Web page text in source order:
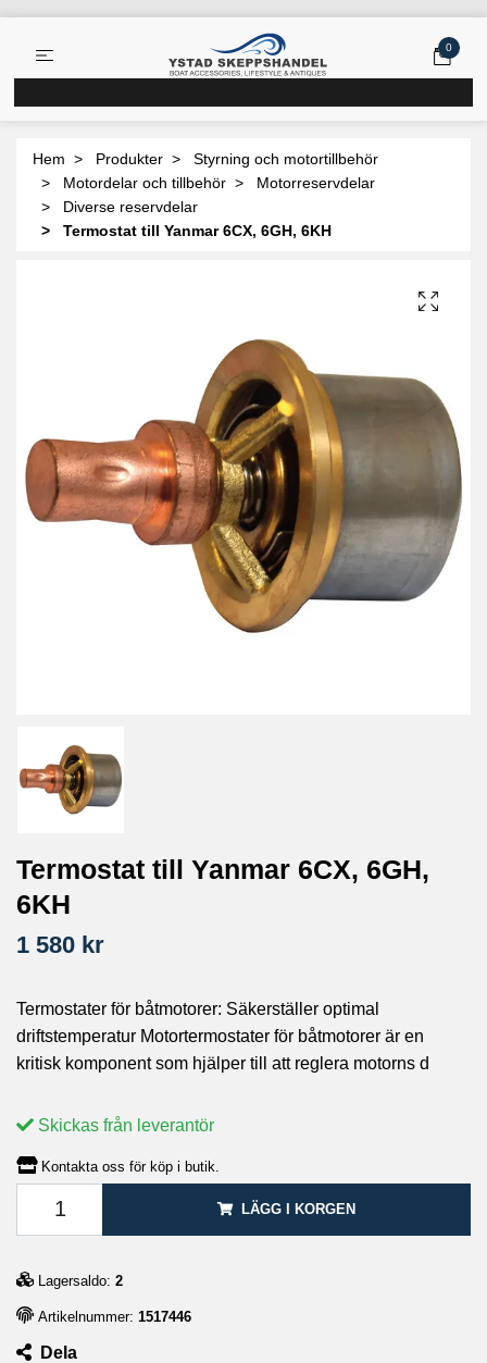
0
Hem Produkter
Styrning och motortillbehör
Motordelar och tillbehör
Motorreservdelar
Diverse reservdelar
Termostat till Yanmar 6CX, 6GH, 6KH
Termostat till Yanmar 6CX, 6GH,
6KH
1 580 kr
Termostater för båtmotorer: Säkerställer optimal
driftstemperatur Motortermostater för båtmotorer är en
kritisk komponent som hjälper till att reglera motorns d
Skickas från leverantör
Kontakta oss för köp i butik.
LÄGG I KORGEN
Lagersaldo: 2
Artikelnummer: 1517446
Dela